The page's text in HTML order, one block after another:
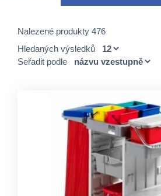
Nalezené produkty 476
Hledaných výsledků
Seřadit podle